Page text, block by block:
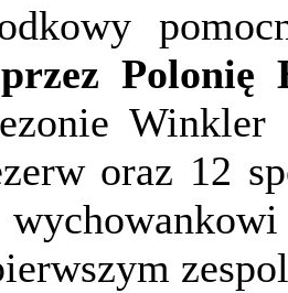
przez
oraz 12